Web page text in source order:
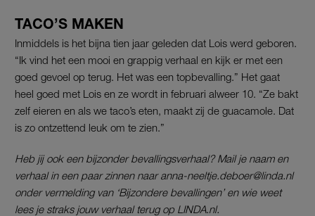
TACO’S MAKEN
Inmiddels is het bijna tien jaar geleden dat Lois werd geboren.
“Ik vind het een mooi en grappig verhaal en kijk er met een
goed gevoel op terug. Het was een topbevalling.” Het gaat
heel goed met Lois en ze wordt in februari alweer 10. “Ze bakt
zelf eieren en als we taco’s eten, maakt zij de guacamole. Dat
is zo ontzettend leuk om te zien.”
Heb jij ook een bijzonder bevallingsverhaal? Mail je naam en
verhaal in een paar zinnen naar anna-neeltje.deboer@linda.nl
onder vermelding van ‘Bijzondere bevallingen’ en wie weet
lees je straks jouw verhaal terug op LINDA.nl.